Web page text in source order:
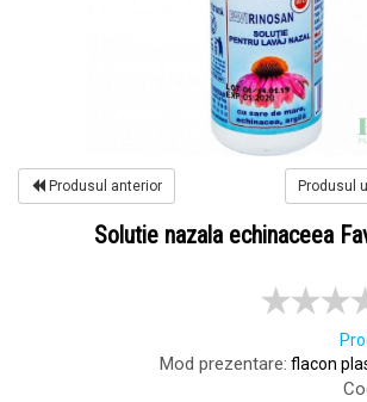
Produsul anterior Produsul
Solutie nazala echinaceea
Mod prezentare: flacon